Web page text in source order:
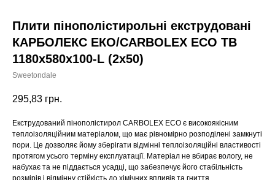
Плити пінополістирольні екструдовані
КАРБОЛЕКС ЕКО/CARBOLEX ECO TB
1180х580х100-L (2х50)
Sweetondale
295,83 грн.
Екструдований пінополістирол CARBOLEX ECO є високоякісним
теплоізоляційним матеріалом, що має рівномірно розподілені замкнуті
пори. Це дозволяє йому зберігати відмінні теплоізоляційні властивості
протягом усього терміну експлуатації. Матеріал не вбирає вологу, не
набухає та не піддається усадці, що забезпечує його стабільність